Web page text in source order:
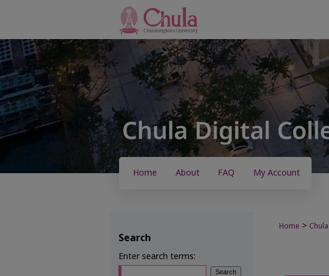
Home About FAQ My Account
Home >
Search
Enter search terms: